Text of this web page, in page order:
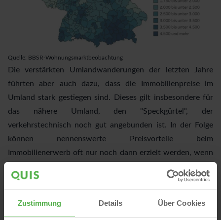
Zustimmung Details Über Cookies
Quelle: BBSR-Wohnungsmarktbeobachtung
Die verstärkten Umlandwanderungen der letzten Jahre
führten aber auch dazu, dass die Immobilienpreise im
Umland stark gestiegen sind. Dieses gilt insbesondere für
das nähere Umland, den "Speckgürtel", der
verkehrstechnisch noch gut angebunden ist. In der Folge
können nennenswerte Preisvorteile beim
Immobilienerwerb oft nur noch dann erzielt werden, wenn
ländlichen Regionen sind dann aber zum Beispiel die
die Mobilitätskosten höher. So zeigte bereits 2014 eine